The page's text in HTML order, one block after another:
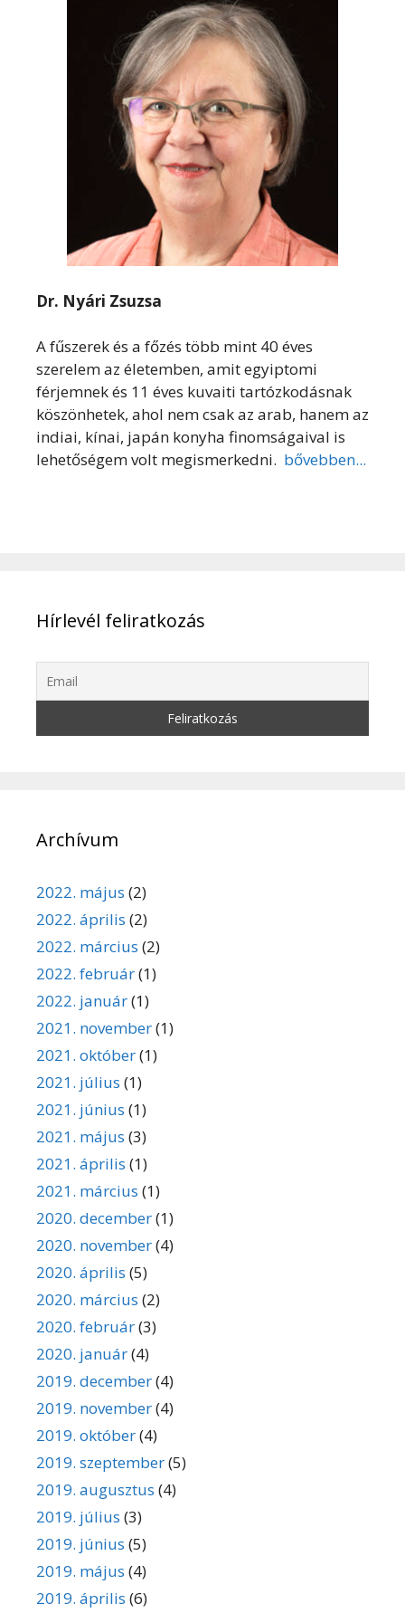
Dr. Nyári Zsuzsa
A fűszerek és a főzés több mint 40 éves
szerelem az életemben, amit egyiptomi
férjemnek és 11 éves kuvaiti tartózkodásnak
köszönhetek, ahol nem csak az arab, hanem az
indiai, kínai, japán konyha finomságaival is
lehetőségem volt megismerkedni. bővebben...
Hírlevél feliratkozás
Archívum
2022. május (2)
2022. április (2)
2022. március (2)
2022. február(1)
2022. január(1)
2021. november(1)
2021. október(1)
2021. július (1)
2021. június (1)
2021. május (3)
2021. április (1)
2021. március (1)
2020. december(1)
2020. november(4)
2020. április (5)
2020. március (2)
2020. február(3)
2020. január(4)
2019. december(4)
2019. november(4)
2019. október(4)
2019. szeptember(5)
2019. augusztus (4)
2019. július (3)
2019. június (5)
2019. május (4)
2019. április (6)